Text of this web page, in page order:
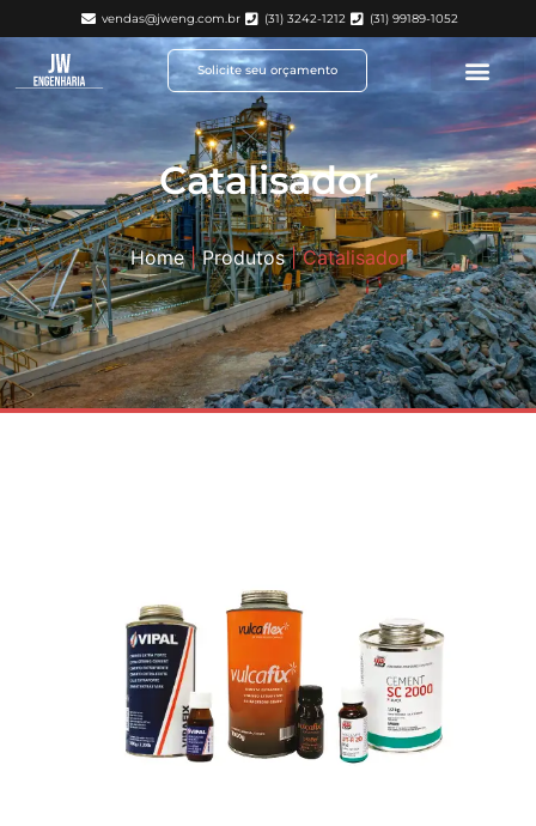
vendas@jweng.com.br (31) 3242-1212 (31) 99189-1052
Solicite seu orçamento
Catalisador
Home|Produtos|Catalisador